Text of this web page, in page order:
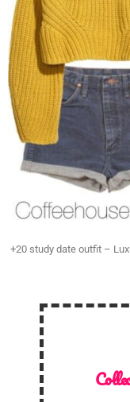
+20 study date outfit –